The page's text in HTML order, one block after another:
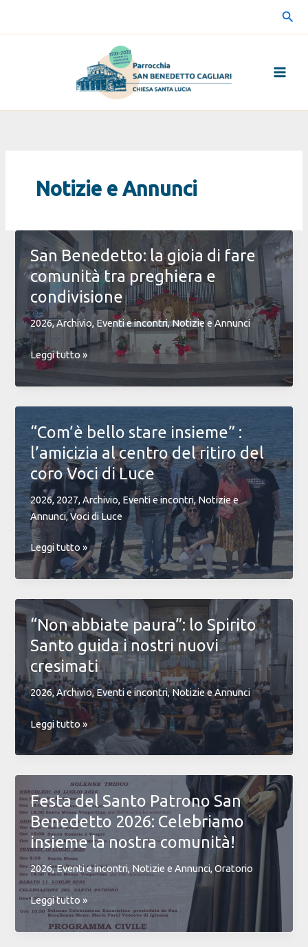
Notizie e Annunci
San Benedetto: la gioia di fare
comunità tra preghiera e
condivisione
2026,Archivio,Eventi e incontri,Notizie e Annunci
San
Benedetto:
la
fare
comunità
tra
preghiera
e
condivisione
Leggi tutto »
“Com’è bello stare insieme” :
l’amicizia al centro del ritiro del
coro Voci di Luce
2026, 2027,Archivio, Eventi e incontri,Notizie e
Annunci,Voci di Luce
“Com’è
bello
stare
insieme”
l’amicizia
al
centro
del
ritiro
del
coro
Voci
Luce
Leggi tutto »
“Non abbiate paura”: lo Spirito
Santo guida i nostri nuovi
cresimati
2026,Archivio,Eventi e incontri,Notizie e Annunci
“Non
abbiate
paura”:
lo
Spirito
Santo
guida
i
nostri
nuovi
cresimati
Leggi tutto »
Festa del Santo Patrono San
Benedetto 2026: Celebriamo
insieme la nostra comunità!
2026,Eventi e incontri, Notizie e Annunci,Oratorio
Festa
del
Santo
Leggi tutto »